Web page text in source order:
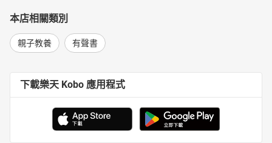
本店相關類別
親子教養 有聲書
下載樂天 Kobo 應用程式